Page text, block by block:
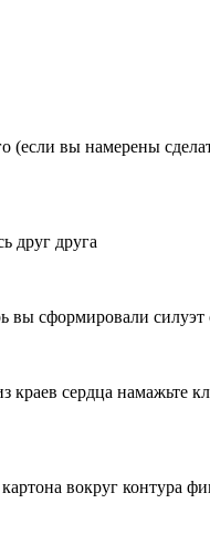
вы намерены
друг друга
вы сформировали силуэт
сердца намажьте
вокруг контура